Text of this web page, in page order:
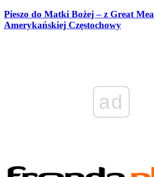
Pieszo do Matki Bożej – z Great
Amerykańskiej Częstochowy
ad